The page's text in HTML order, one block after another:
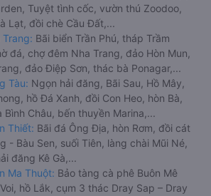
Tuyệt tình cốc, vườn thú Zoodoo,
Lạt, đồi chè Cầu Đất,...
Trang: Bãi biển Trần Phú, tháp Trầm
đá, chợ đêm Nha Trang, đảo Hòn Mun,
đảo Điệp Sơn, thác bà Ponagar,...
Tàu: Ngọn hải đăng, Bãi Sau, Hồ Mây,
hồ Đá Xanh, đồi Con Heo, hòn Bà,
Châu, bến thuyền Marina,...
Thiết: Bãi đá Ông Địa, hòn Rơm, đồi cát
- Bàu Sen, suối Tiên, làng chài Mũi Né,
đăng Kê Gà,...
Ma Thuột: Bảo tàng cà phê Buôn Mê
hồ Lắk, cụm 3 thác Dray Sap – Dray